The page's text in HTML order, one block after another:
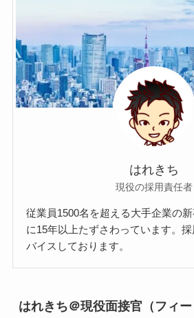
はれきち
現役の採用責任者
従業員1500名を超える大手企業の
に15年以上たずさわっています。
バイスしております。
はれきち＠現役面接官（フィー